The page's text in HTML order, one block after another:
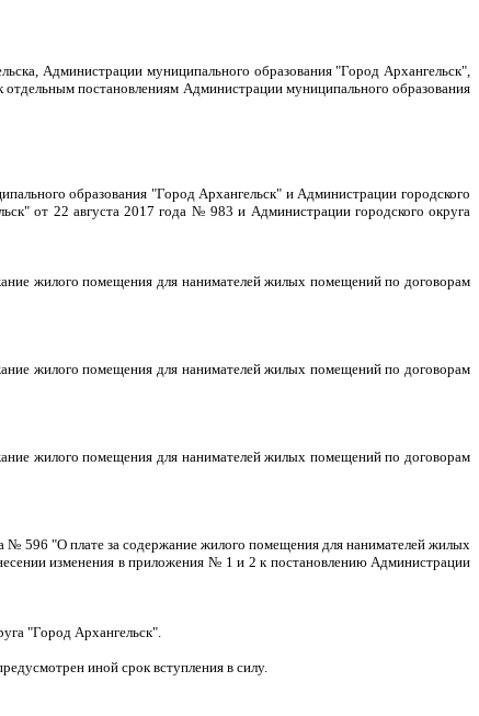
Администрации муниципального образования "Город Архангельск",
постановлениям Администрации муниципального образования
образования "Город Архангельск" и Администрации городского
от 22 августа 2017 года № 983 и Администрации городского округа
жилого помещения для нанимателей жилых помещений по договорам
жилого помещения для нанимателей жилых помещений по договорам
жилого помещения для нанимателей жилых помещений по договорам
№ 596 "О плате за содержание жилого помещения для нанимателей жилых
изменения в приложения № 1 и 2 к постановлению Администрации
"Город Архангельск".
иной срок вступления в силу.